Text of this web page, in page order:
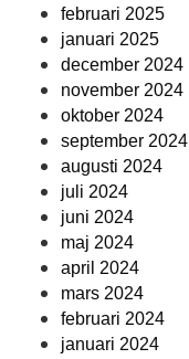
februari 2025
januari 2025
december 2024
november 2024
oktober 2024
september 2024
augusti 2024
juli 2024
juni 2024
maj 2024
april 2024
mars 2024
februari 2024
januari 2024